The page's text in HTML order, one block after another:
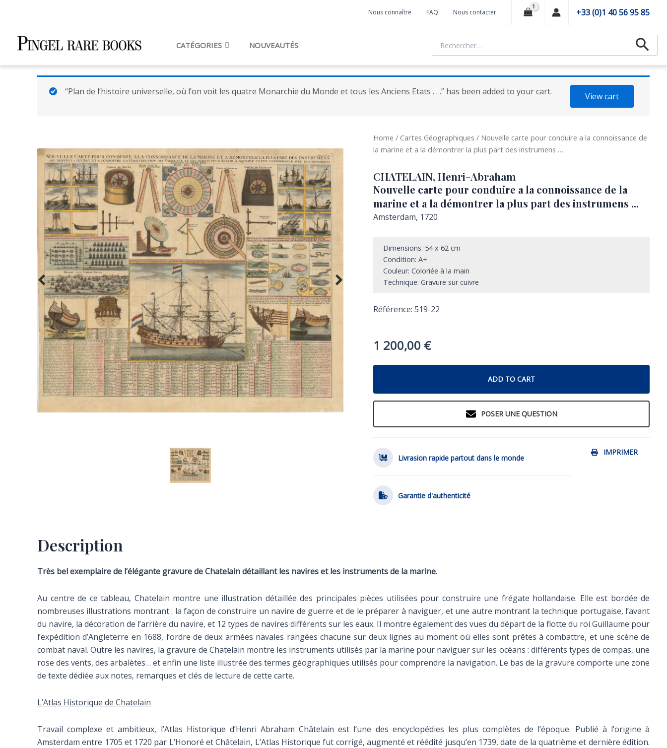
Nous connaître FAQ Nous contacter +33 (0)1 40 56 95 85
CATÉGORIES NOUVEAUTÉS
View cart
“Plan de l’histoire universelle, où l’on voit les quatre Monarchie du Monde et tous les Anciens Etats . . .” has been added to your cart.
Home / Cartes Géographiques / Nouvelle carte pour conduire a la connoissance de
la marine et a la démontrer la plus part des instrumens …
CHATELAIN, Henri-Abraham
Nouvelle carte pour conduire a la connoissance de la
marine et a la démontrer la plus part des instrumens ...
Amsterdam, 1720
Dimensions: 54 x 62 cm
Condition: A+
Couleur: Coloriée à la main
Technique: Gravure sur cuivre
Référence: 519-22
1 200,00 €
ADD TO CART
POSER UNE QUESTION
IMPRIMER
Livrasion rapide partout dans le monde
Garantie d'authenticité
Description
Très bel exemplaire de l’élégante gravure de Chatelain détaillant les navires et les instruments de la marine.
Au centre de ce tableau, Chatelain montre une illustration détaillée des principales pièces utilisées pour construire une frégate hollandaise. Elle est bordée de
nombreuses illustrations montrant : la façon de construire un navire de guerre et de le préparer à naviguer, et une autre montrant la technique portugaise, l’avant
du navire, la décoration de l’arrière du navire, et 12 types de navires différents sur les eaux. Il montre également des vues du départ de la flotte du roi Guillaume pour
l’expédition d’Angleterre en 1688, l’ordre de deux armées navales rangées chacune sur deux lignes au moment où elles sont prêtes à combattre, et une scène de
combat naval. Outre les navires, la gravure de Chatelain montre les instruments utilisés par la marine pour naviguer sur les océans : différents types de compas, une
rose des vents, des arbalètes… et enfin une liste illustrée des termes géographiques utilisés pour comprendre la navigation. Le bas de la gravure comporte une zone
de texte dédiée aux notes, remarques et clés de lecture de cette carte.
L’Atlas Historique de Chatelain
Travail complexe et ambitieux, l’Atlas Historique d’Henri Abraham Châtelain est l’une des encyclopédies les plus complètes de l’époque. Publié à l’origine à
Amsterdam entre 1705 et 1720 par L’Honoré et Châtelain, L’Atlas Historique fut corrigé, augmenté et réédité jusqu’en 1739, date de la quatrième et dernière édition.